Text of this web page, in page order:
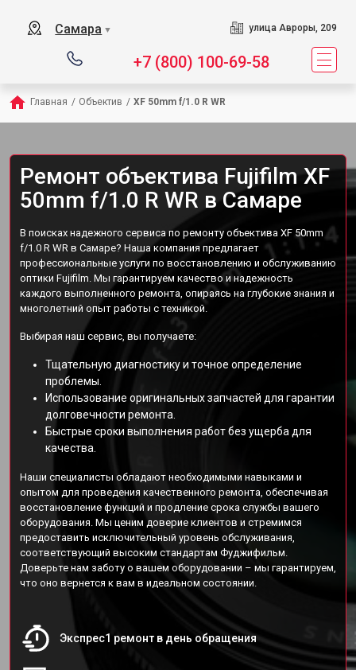
Самара ▼ улица Авроры, 209
+7 (800) 100-69-58
Главная / Объектив / XF 50mm f/1.0 R WR
Ремонт объектива Fujifilm XF
50mm f/1.0 R WR в Самаре
В поисках надежного сервиса по ремонту объектива XF 50mm
f/1.0 R WR в Самаре? Наша компания предлагает
профессиональные услуги по восстановлению и обслуживанию
оптики Fujifilm. Мы гарантируем качество и надежность
каждого выполненного ремонта, опираясь на глубокие знания и
многолетний опыт работы с техникой.
Выбирая наш сервис, вы получаете:
Тщательную диагностику и точное определение
проблемы.
Использование оригинальных запчастей для гарантии
долговечности ремонта.
Быстрые сроки выполнения работ без ущерба для
качества.
Наши специалисты обладают необходимыми навыками и
опытом для проведения качественного ремонта, обеспечивая
восстановление функций и продление срока службы вашего
оборудования. Мы ценим доверие клиентов и стремимся
предоставить исключительный уровень обслуживания,
соответствующий высоким стандартам Фуджифильм.
Доверьте нам заботу о вашем оборудовании – мы гарантируем,
что оно вернется к вам в идеальном состоянии.
Экспрес1 ремонт в день обращения